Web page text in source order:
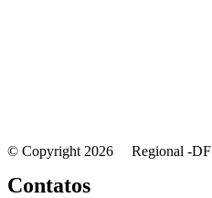
© Copyright 2026 Regional -DF
Contatos